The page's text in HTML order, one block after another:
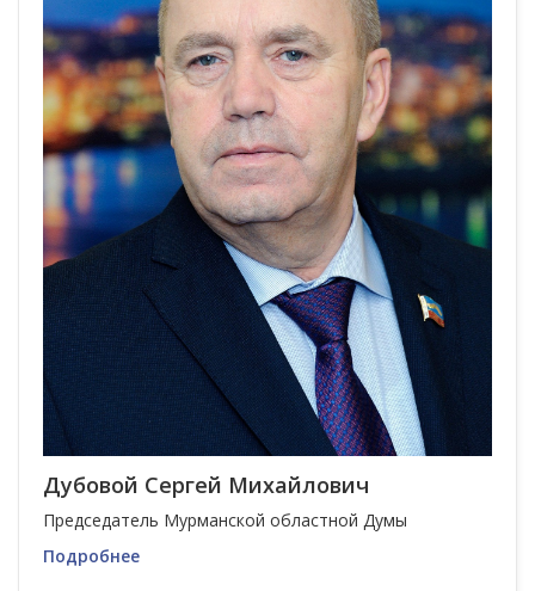
Дубовой Сергей Михайлович
Председатель Мурманской областной Думы
Подробнее